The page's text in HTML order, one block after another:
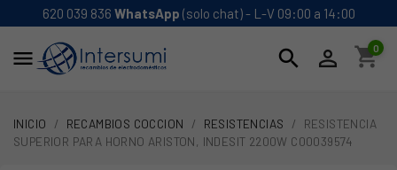
620 039 836 WhatsApp (solo chat) - L-V 09:00 a 14:00
 search  shopping_cart
0
INICIO RECAMBIOS COCCION RESISTENCIAS
RESISTENCIA
SUPERIOR PARA HORNO ARISTON, INDESIT 2200W C00039574